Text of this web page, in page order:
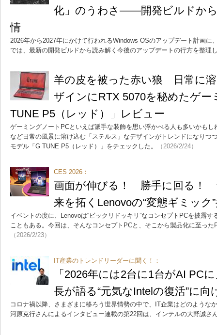
化」のうわさ――開発ビルドか
情
2026年から2027年にかけて行われるWindows OSのアップデート計画に
では、最新の開発ビルドから読み解く今後のアップデートの行方を整理
羊の皮を被った赤い狼 日常に溶
ザインにRTX 5070を秘めたゲー
TUNE P5（レッド）」レビュー
ゲーミングノートPCといえば派手な装飾を思い浮かべる人も多いかも
など日常の風景に溶け込む「ステルス」なデザインがトレンドになりつ
モデル「G TUNE P5（レッド）」をチェックした。
（2026/2/24）
CES 2026：
画面が伸びる！ 勝手に回る！
来を拓くLenovoの“変態ギミック
イベントの度に、Lenovoは“ビックリドッキリ”なコンセプトPCを披露
こともある。今回は、そんなコンセプトPCと、そこから製品化に至っ
（2026/2/23）
IT産業のトレンドリーダーに聞く！：
「2026年には2台に1台がAI PC
長が語る“元気なIntelの復活”に向
コロナ禍以降、さまざまに移ろう世界情勢の中で、IT企業はどのような
河原克行さんによるインタビュー連載の第22回は、インテルの大野誠さ